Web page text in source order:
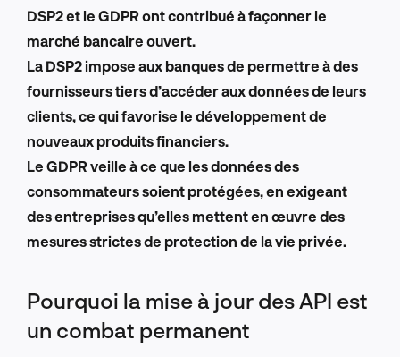
DSP2 et le GDPR ont contribué à façonner le
marché bancaire ouvert.
La DSP2 impose aux banques de permettre à des
fournisseurs tiers d’accéder aux données de leurs
clients, ce qui favorise le développement de
nouveaux produits financiers.
Le GDPR veille à ce que les données des
consommateurs soient protégées, en exigeant
des entreprises qu’elles mettent en œuvre des
mesures strictes de protection de la vie privée.
Pourquoi la mise à jour des API est
un combat permanent